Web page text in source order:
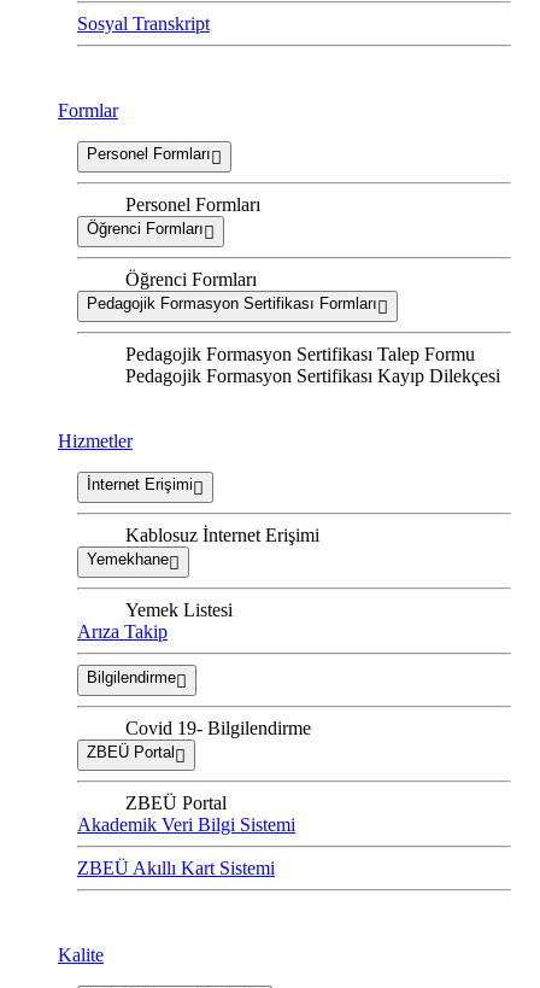
Sosyal Transkript
Formlar
Personel Formları
Personel Formları
Öğrenci Formları
Öğrenci Formları
Pedagojik Formasyon Sertifikası Formları
Pedagojik Formasyon Sertifikası Talep Formu
Pedagojik Formasyon Sertifikası Kayıp Dilekçesi
Hizmetler
İnternet Erişimi
Kablosuz İnternet Erişimi
Yemekhane
Yemek Listesi
Arıza Takip
Bilgilendirme
Covid 19- Bilgilendirme
ZBEÜ Portal
ZBEÜ Portal
Akademik Veri Bilgi Sistemi
ZBEÜ Akıllı Kart Sistemi
Kalite